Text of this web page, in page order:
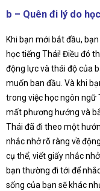
b – Quên đi lý do
Khi bạn mới bắt đầu,
học tiếng Thái! Điều đó
động lực và thái độ của
muốn ban đầu. Và khi
trong việc học ngôn ngữ
mất phương hướng và
Thái đã đi theo một
nhắc nhở rõ ràng về
cụ thể, viết giấy nhắc
bạn thường đi tới để
sống của bạn sẽ khác